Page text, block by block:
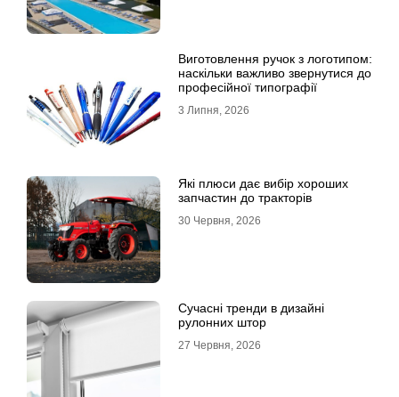
Виготовлення ручок з логотипом:
наскільки важливо звернутися до
професійної типографії
3 Липня, 2026
Які плюси дає вибір хороших
запчастин до тракторів
30 Червня, 2026
Сучасні тренди в дизайні
рулонних штор
27 Червня, 2026